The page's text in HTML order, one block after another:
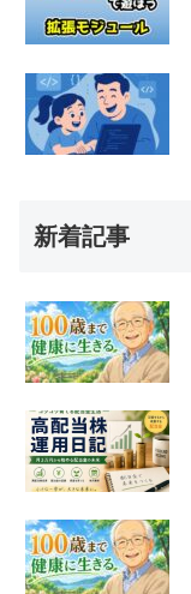
新着記事